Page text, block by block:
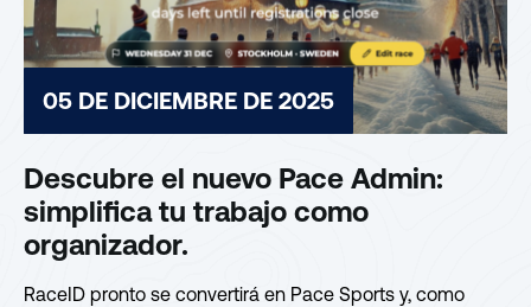
05 DE DICIEMBRE DE 2025
Descubre el nuevo Pace Admin:
simplifica tu trabajo como
organizador.
RaceID pronto se convertirá en Pace Sports y, como